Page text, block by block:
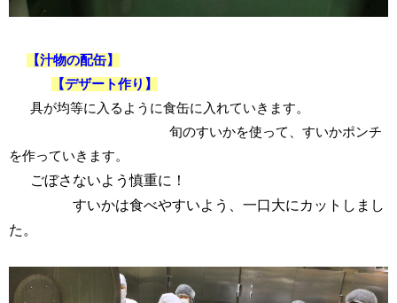
【汁物の配缶】
【デザート作り】
具が均等に入るように食缶に入れていきます。
旬のすいかを使って、すいかポンチ
を作っていきます。
ごぼさないよう慎重に！
すいかは食べやすいよう、一口大にカットしまし
た。